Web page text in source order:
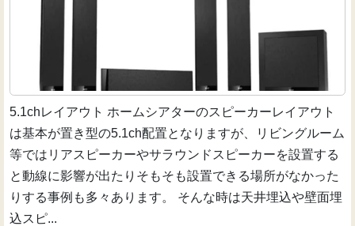
5.1chレイアウト ホームシアターのスピーカーレイアウト
は基本が置き型の5.1ch配置となりますが、リビングルーム
等ではリアスピーカーやサラウンドスピーカーを設置する
と動線に影響が出たりそもそも設置できる場所がなかった
りする事例も多々あります。 そんな時は天井埋込や壁面埋
込スピ...